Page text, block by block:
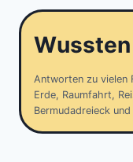
Wussten
Antworten zu vielen
Erde, Raumfahrt,
Bermudadreieck